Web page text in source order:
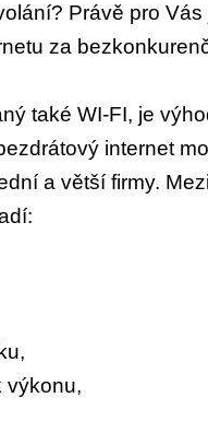
Právě pro
za
také WI-FI, je
internet
a větší firmy.
výkonu,